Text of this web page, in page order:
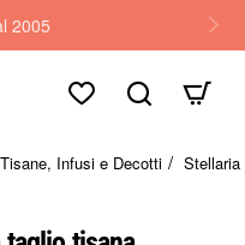
2005
Infusi e Decotti